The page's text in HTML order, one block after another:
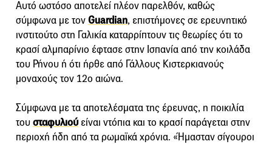
Αυτό ωστόσο αποτελεί πλέον παρελθόν, καθώς
σύμφωνα με τονGuardian, επιστήμονες σε ερευνητικό
ινστιτούτο στη Γαλικία καταρρίπτουν τις θεωρίες ότι το
κρασί αλμπαρίνιο έφτασε στην Ισπανία από την κοιλάδα
του Ρήνου ή ότι ήρθε από Γάλλους Κιστερκιανούς
μοναχούς τον 12ο αιώνα.
Σύμφωνα με τα αποτελέσματα της έρευνας, η ποικιλία
του σταφυλιού είναι ντόπια και το κρασί παράγεται στην
περιοχή ήδη από τα ρωμαϊκά χρόνια. «Ήμασταν σίγουροι